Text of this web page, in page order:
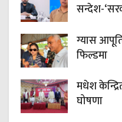
सन्देश-
ग्यास
फिल्डमा
मधेश
घोषणा